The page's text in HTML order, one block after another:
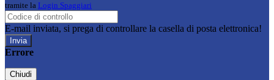
tramite la Login Spaggiari
E-mail inviata, si prega di controllare la casella di posta elettronica!
Errore
Chiudi